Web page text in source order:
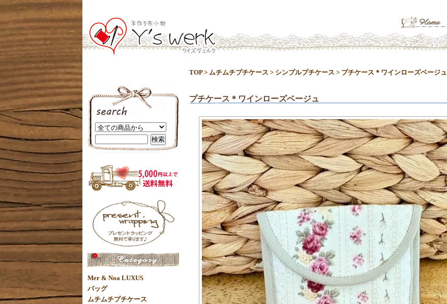
TOP> ムチムチプチケース > シンプルプチケース > プチケース＊ワインローズベージュ
プチケース＊ワインローズベージュ
Mer & Noa LUXUS
バッグ
ムチムチプチケース